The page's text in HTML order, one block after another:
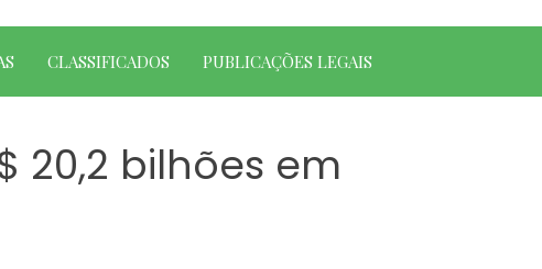
CLASSIFICADOS PUBLICAÇÕES LEGAIS
20,2 bilhões em